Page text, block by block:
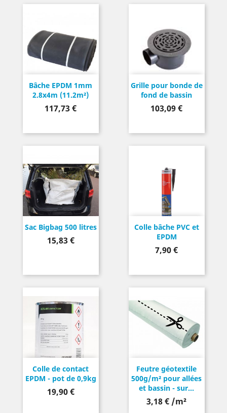
Bâche EPDM 1mm
2.8x4m (11.2m²)
Prix
117,73 €
Grille pour bonde de
fond de bassin
Prix
103,09 €
Sac Bigbag 500 litres
Prix
15,83 €
Colle bâche PVC et
EPDM
Prix
7,90 €
Colle de contact
EPDM - pot de 0,9kg
Prix
19,90 €
Feutre géotextile
500g/m² pour allées
et bassin - sur...
3,18 € /m²